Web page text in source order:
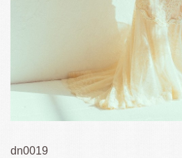
dn0019